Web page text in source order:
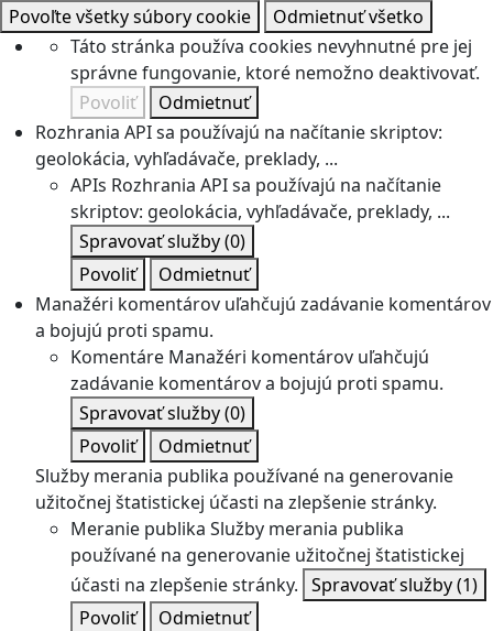
Povoľte všetky súbory cookie
Odmietnuť všetko
Táto stránka používa cookies nevyhnutné pre jej
správne fungovanie, ktoré nemožno deaktivovať.
Povoliť
Odmietnuť
Rozhrania API sa používajú na načítanie skriptov:
geolokácia, vyhľadávače, preklady, ...
APIs Rozhrania API sa používajú na načítanie
skriptov: geolokácia, vyhľadávače, preklady, ...
Spravovať služby(0)
Povoliť
Odmietnuť
Manažéri komentárov uľahčujú zadávanie komentárov
a bojujú proti spamu.
Komentáre Manažéri komentárov uľahčujú
zadávanie komentárov a bojujú proti spamu.
Spravovať služby(0)
Povoliť
Odmietnuť
Služby merania publika používané na generovanie
užitočnej štatistickej účasti na zlepšenie stránky.
Meranie publika Služby merania publika
používané na generovanie užitočnej štatistickej
účasti na zlepšenie stránky. Spravovať služby(1)
Povoliť
Odmietnuť